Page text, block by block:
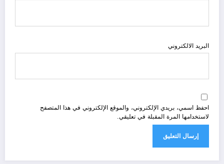
البريد الالكتروني
احفظ اسمي، بريدي الإلكتروني، والموقع الإلكتروني في هذا المتصفح
لاستخدامها المرة المقبلة في تعليقي.